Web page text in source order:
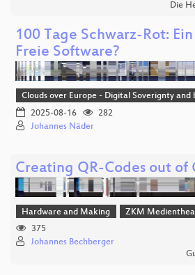
Die
100 Tage Schwarz-Rot:
Freie Software?
Clouds over Europe - Digital Soverignty and
2025-08-16
282
Johannes Näder
Creating QR-Codes out of
Hardware and Making ZKM
375
Johannes Bechberger